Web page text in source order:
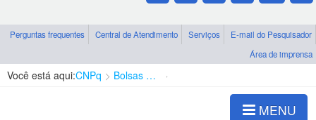
Perguntas frequentes Central de Atendimento Serviços
E-mail do Pesquisador
Área de imprensa
Você está aqui:CNPq Bolsas e Auxílios Vigentes
MENU